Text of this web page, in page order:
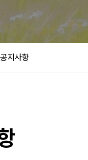
온라인헌금
70주년 기념화보집
온천교회 코로나 백서
공지사항